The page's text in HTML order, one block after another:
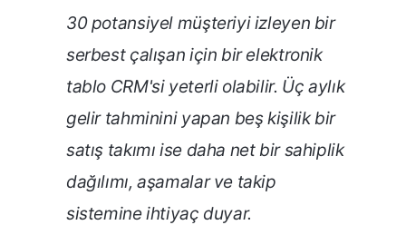
30 potansiyel müşteriyi izleyen bir
serbest çalışan için bir elektronik
tablo CRM'si yeterli olabilir. Üç aylık
gelir tahminini yapan beş kişilik bir
satış takımı ise daha net bir sahiplik
dağılımı, aşamalar ve takip
sistemine ihtiyaç duyar.